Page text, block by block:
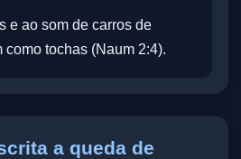
e ao som de carros de
como tochas (Naum 2:4).
a queda de